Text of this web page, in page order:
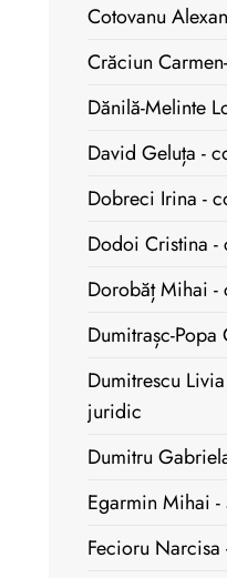
Cotovanu
Crăciun
Dănilă-Melinte
David Geluța -
Dobreci Irina -
Dodoi Cristina -
Dorobăț Mihai -
Dumitrașc-
Dumitrescu
juridic
Dumitru
Egarmin Mihai
Fecioru